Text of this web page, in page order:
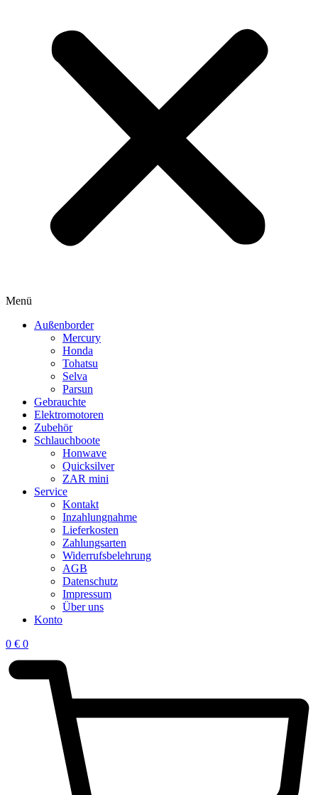
Menü
Außenborder
Mercury
Honda
Tohatsu
Selva
Parsun
Gebrauchte
Elektromotoren
Zubehör
Schlauchboote
Honwave
Quicksilver
ZAR mini
Service
Kontakt
Inzahlungnahme
Lieferkosten
Zahlungsarten
Widerrufsbelehrung
AGB
Datenschutz
Impressum
Über uns
Konto
0 € 0